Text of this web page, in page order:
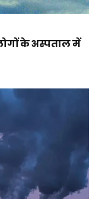
के अस्पताल में